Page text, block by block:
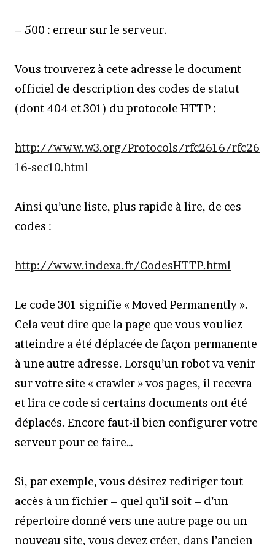
– 500 : erreur sur le serveur.
Vous trouverez à cete adresse le document
officiel de description des codes de statut
(dont 404 et 301) du protocole HTTP :
http://www.w3.org/Protocols/rfc2616/rfc26
16-sec10.html
Ainsi qu’une liste, plus rapide à lire, de ces
codes :
http://www.indexa.fr/CodesHTTP.html
Le code 301 signifie « Moved Permanently ».
Cela veut dire que la page que vous vouliez
atteindre a été déplacée de façon permanente
à une autre adresse. Lorsqu’un robot va venir
sur votre site « crawler » vos pages, il recevra
et lira ce code si certains documents ont été
déplacés. Encore faut-il bien configurer votre
serveur pour ce faire…
Si, par exemple, vous désirez rediriger tout
accès à un fichier – quel qu’il soit – d’un
répertoire donné vers une autre page ou un
nouveau site, vous devez créer, dans l’ancien